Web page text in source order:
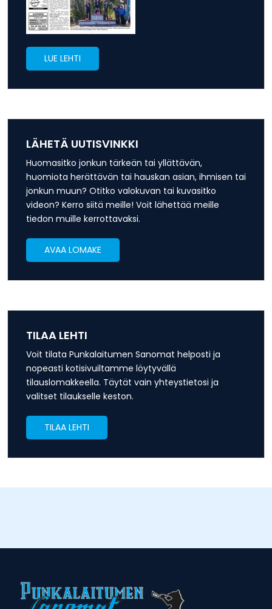
LUE LEHTI
LÄHETÄ UUTISVINKKI
Huomasitko jonkun tärkeän tai yllättävän,
huomiota herättävän tai hauskan asian, ihmisen tai
jonkun muun? Otitko valokuvan tai kuvasitko
videon? Kerro siitä meille! Voit lähettää meille
tiedon muille kerrottavaksi.
AVAA LOMAKE
TILAA LEHTI
Voit tilata Punkalaitumen Sanomat helposti ja
nopeasti kotisivuiltamme löytyvällä
tilauslomakkeella. Täytät vain yhteystietosi ja
valitset tilaukselle keston.
TILAA LEHTI